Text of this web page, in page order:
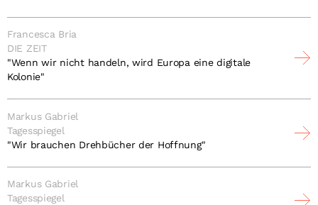
Francesca Bria
DIE ZEIT
"Wenn wir nicht handeln, wird Europa eine digitale
Kolonie"
Markus Gabriel
Tagesspiegel
"Wir brauchen Drehbücher der Hoffnung"
Markus Gabriel
Tagesspiegel